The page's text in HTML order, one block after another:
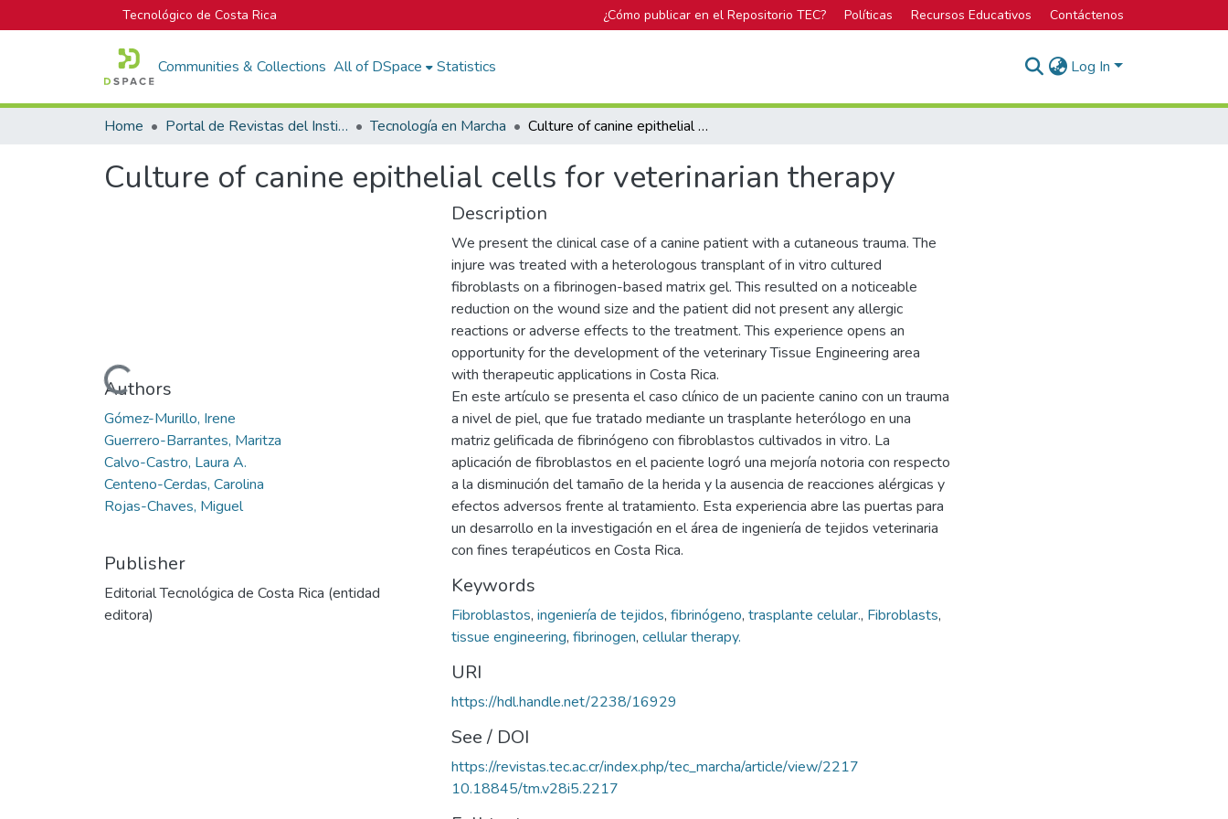
Tecnológico de Costa Rica ¿Cómo publicar en el Repositorio TEC? Políticas Recursos Educativos Contáctenos
Communities & Collections All of DSpace Statistics Log In
Home Portal de Revistas del Instituto Tecnológico de Costa Rica Tecnología en Marcha Culture of canine epithelial cells for veterinarian therapy
Culture of canine epithelial cells for veterinarian therapy
Loading...
Authors
Gómez-Murillo, Irene
Guerrero-Barrantes, Maritza
Calvo-Castro, Laura A.
Centeno-Cerdas, Carolina
Rojas-Chaves, Miguel
Publisher
Editorial Tecnológica de Costa Rica (entidad
editora)
Description
We present the clinical case of a canine patient with a cutaneous trauma. The
injure was treated with a heterologous transplant of in vitro cultured
fibroblasts on a fibrinogen-based matrix gel. This resulted on a noticeable
reduction on the wound size and the patient did not present any allergic
reactions or adverse effects to the treatment. This experience opens an
opportunity for the development of the veterinary Tissue Engineering area
with therapeutic applications in Costa Rica.
En este artículo se presenta el caso clínico de un paciente canino con un trauma
a nivel de piel, que fue tratado mediante un trasplante heterólogo en una
matriz gelificada de fibrinógeno con fibroblastos cultivados in vitro. La
aplicación de fibroblastos en el paciente logró una mejoría notoria con respecto
a la disminución del tamaño de la herida y la ausencia de reacciones alérgicas y
efectos adversos frente al tratamiento. Esta experiencia abre las puertas para
un desarrollo en la investigación en el área de ingeniería de tejidos veterinaria
con fines terapéuticos en Costa Rica.
Keywords
Fibroblastos, ingeniería de tejidos, fibrinógeno, trasplante celular., Fibroblasts,
tissue engineering, fibrinogen, cellular therapy.
URI
https://hdl.handle.net/2238/16929
See / DOI
https://revistas.tec.ac.cr/index.php/tec_marcha/article/view/2217
10.18845/tm.v28i5.2217